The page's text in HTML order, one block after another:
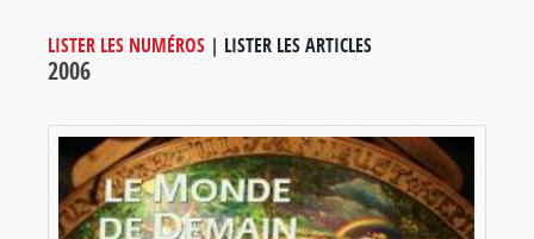
LISTER LES NUMÉROS | LISTER LES ARTICLES
2006